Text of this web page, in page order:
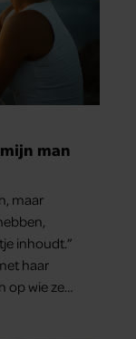
man
maar
inhoudt.”
haar
op wie ze